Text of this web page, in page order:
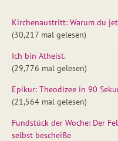
Kirchenaustritt: Warum du
(30,217 mal gelesen)
Ich bin Atheist.
(29,776 mal gelesen)
Epikur: Theodizee in 90
(21,564 mal gelesen)
Fundstück der Woche: Der
selbst bescheiße